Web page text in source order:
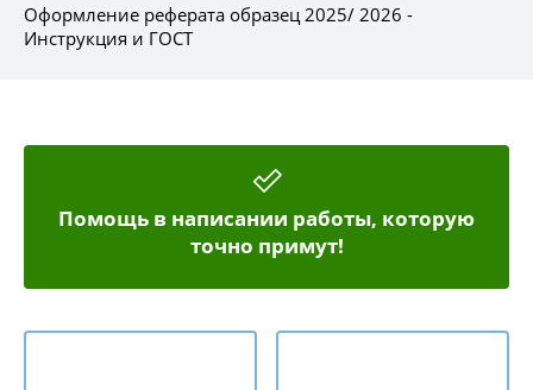
Оформление реферата образец 2025/ 2026 -
Инструкция и ГОСТ
Помощь в написании работы, которую
точно примут!